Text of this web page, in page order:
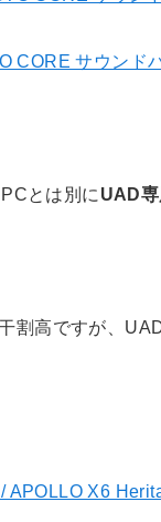
CORE サウンド
とは別に UAD
割高ですが、